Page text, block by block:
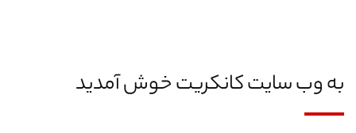
به وب سایت کانکریت خوش آمدید